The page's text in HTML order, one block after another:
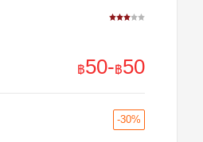
฿50-฿50
-30%